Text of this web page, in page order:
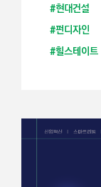
#현대건설
#펀디자인
#힐스테이트